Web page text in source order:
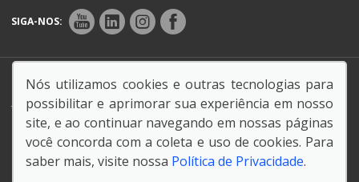
SIGA-NOS:
Endereço Matriz: Rua Teonílio Niquini, 32 - Dist. Ind.
Jardim Piemont - Betim-MG
Nós utilizamos cookies e outras tecnologias para
possibilitar e aprimorar sua experiência em nosso
site, e ao continuar navegando em nossas páginas
você concorda com a coleta e uso de cookies. Para
saber mais, visite nossa Política de Privacidade.